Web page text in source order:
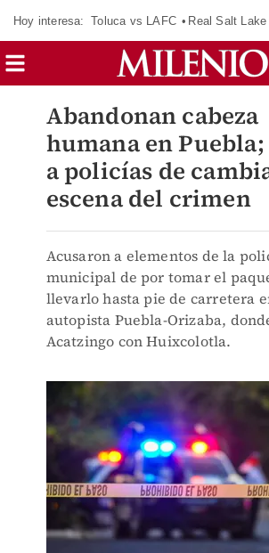
Hoy interesa: Toluca vs LAFC Real Salt
Abandonan cabeza
humana en
a policías de
escena del crimen
Acusaron a elementos de la
municipal de por tomar el
llevarlo hasta pie de carretera
autopista Puebla-Orizaba,
Acatzingo con Huixcolotla.